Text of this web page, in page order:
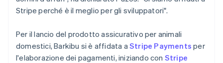
Stripe perché è il meglio per gli sviluppatori".
Per il lancio del prodotto assicurativo per animali
domestici, Barkibu si è affidata a Stripe Payments per
l'elaborazione dei pagamenti, iniziando con Stripe